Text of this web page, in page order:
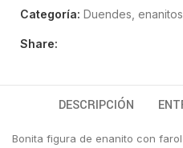
Categoría: Duendes,
Share:
DESCRIPCIÓN
Bonita figura de enanito con